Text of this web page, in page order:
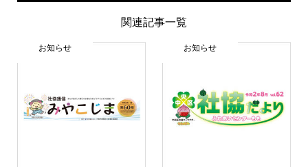
関連記事一覧
お知らせ お知らせ